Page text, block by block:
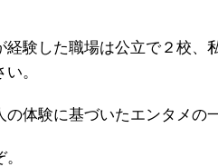
経験した職場は公立で２校、
。
の体験に基づいたエンタメの